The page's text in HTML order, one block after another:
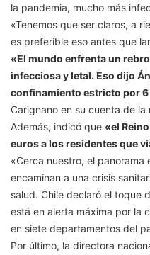
la pandemia, mucho más
«Tenemos que ser claros, a
es preferible eso antes que
«El mundo enfrenta un
infecciosa y letal. Eso dijo
confinamiento estricto por 6
Carignano en su cuenta de la
Además, indicó que «el
euros a los residentes que
«Cerca nuestro, el panorama
encaminan a una crisis
salud. Chile declaró el toque
está en alerta máxima por la
en siete departamentos del
Por último, la directora